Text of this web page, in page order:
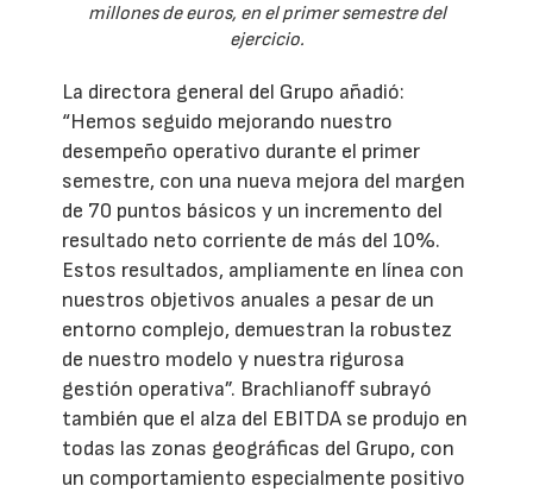
millones de euros, en el primer semestre del
ejercicio.
La directora general del Grupo añadió:
“Hemos seguido mejorando nuestro
desempeño operativo durante el primer
semestre, con una nueva mejora del margen
de 70 puntos básicos y un incremento del
resultado neto corriente de más del 10%.
Estos resultados, ampliamente en línea con
nuestros objetivos anuales a pesar de un
entorno complejo, demuestran la robustez
de nuestro modelo y nuestra rigurosa
gestión operativa”. Brachlianoff subrayó
también que el alza del EBITDA se produjo en
todas las zonas geográficas del Grupo, con
un comportamiento especialmente positivo